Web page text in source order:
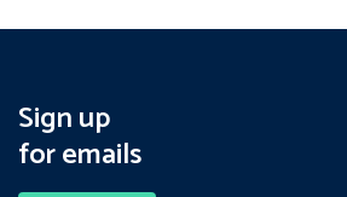
Sign up
for emails